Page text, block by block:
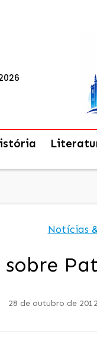
Notícias
sobre
28 de outubro de 2012